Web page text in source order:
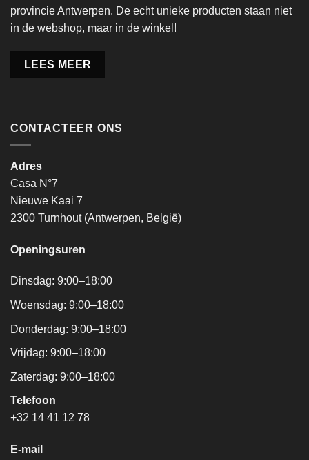
provincie Antwerpen. De echt unieke producten staan niet
in de webshop, maar in de winkel!
LEES MEER
CONTACTEER ONS
Adres
Casa N°7
Nieuwe Kaai 7
2300 Turnhout (Antwerpen, België)
Openingsuren
Dinsdag: 9:00–18:00
Woensdag: 9:00–18:00
Donderdag: 9:00–18:00
Vrijdag: 9:00–18:00
Zaterdag: 9:00–18:00
Telefoon
+32 14 41 12 78
E-mail